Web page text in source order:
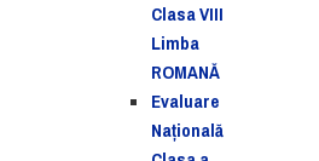
Clasa VIII
Limba
ROMANĂ
Evaluare
Naţională